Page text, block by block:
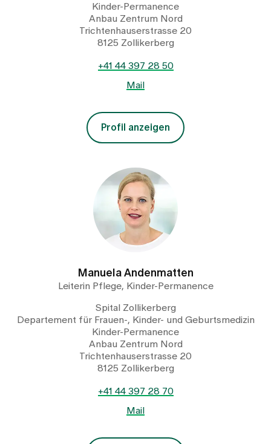
Kinder-Permanence
Anbau Zentrum Nord
Trichtenhauserstrasse 20
8125 Zollikerberg
+41 44 397 28 50
Mail
Profil anzeigen
Manuela Andenmatten
Leiterin Pflege, Kinder-Permanence
Spital Zollikerberg
Departement für Frauen-, Kinder- und Geburtsmedizin
Kinder-Permanence
Anbau Zentrum Nord
Trichtenhauserstrasse 20
8125 Zollikerberg
+41 44 397 28 70
Mail